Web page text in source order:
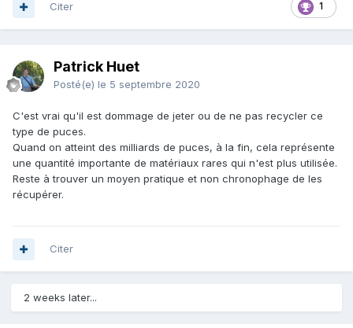
1
Citer
Patrick Huet
Posté(e) le 5 septembre 2020
C'est vrai qu'il est dommage de jeter ou de ne pas recycler ce
type de puces.
Quand on atteint des milliards de puces, à la fin, cela représente
une quantité importante de matériaux rares qui n'est plus utilisée.
Reste à trouver un moyen pratique et non chronophage de les
récupérer.
Citer
2 weeks later...